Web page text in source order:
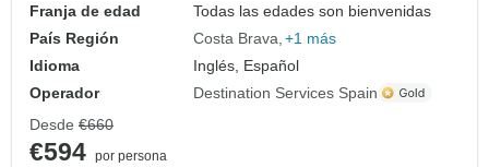
Franja de edad
Todas las edades son bienvenidas
País Región
Costa Brava +1 más
Idioma
Inglés, Español
Operador
Destination Services Spain
Desde €660
€594 por persona